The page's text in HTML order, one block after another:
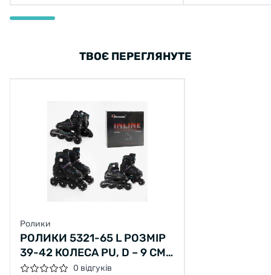
ТВОЄ ПЕРЕГЛЯНУТЕ
Ролики
РОЛИКИ 5321-65 L РОЗМІР
39-42 КОЛЕСА PU, D – 9 СМ,
АЛЮМІНІЄВА РАМА,
0 відгуків